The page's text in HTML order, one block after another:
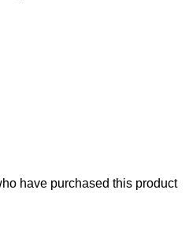
have purchased this product